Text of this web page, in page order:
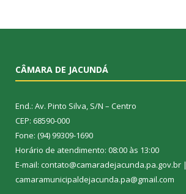
CÂMARA DE JACUNDÁ
End.: Av. Pinto Silva, S/N – Centro
CEP: 68590-000
Fone: (94) 99309-1690
Horário de atendimento: 08:00 às 13:00
E-mail: contato@camaradejacunda.pa.gov.br |
camaramunicipaldejacunda.pa@gmail.com